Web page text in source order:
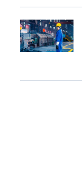
замедление
роста
цен
новую
режущую
машину
Европейские
цены
на